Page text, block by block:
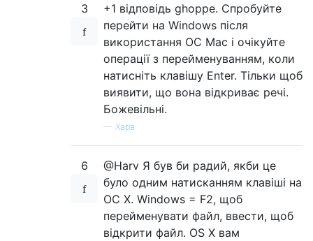
3
+1 відповідь ghoppe. Спробуйте
перейти на Windows після
використання ОС Mac і очікуйте
операції з перейменуванням, коли
натисніть клавішу Enter. Тільки щоб
виявити, що вона відкриває речі.
Божевільні.
— Харв
6
@Harv Я був би радий, якби це
було одним натисканням клавіші на
ОС X. Windows = F2, щоб
перейменувати файл, ввести, щоб
відкрити файл. OS X вам